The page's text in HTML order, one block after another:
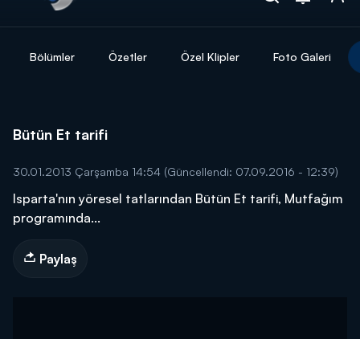
Bölümler Özetler Özel Klipler Foto Galeri
Bütün Et tarifi
30.01.2013 Çarşamba 14:54 (Güncellendi: 07.09.2016 - 12:39)
Isparta'nın yöresel tatlarından Bütün Et tarifi, Mutfağım
programında...
Paylaş